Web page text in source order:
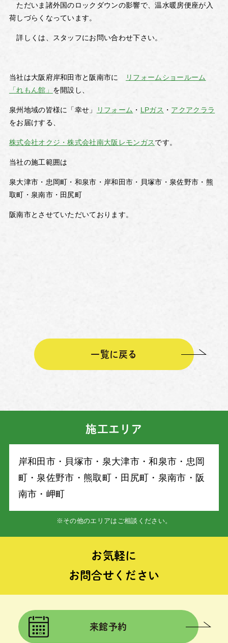
ただいま諸外国のロックダウンの影響で、温水暖房便座が入
荷しづらくなっています。
詳しくは、スタッフにお問い合わせ下さい。
当社は大阪府岸和田市と阪南市に
リフォームショールーム
「れもん館」 を開設し、
泉州地域の皆様に「幸せ」 リフォーム ・ LPガス ・ アクアクララ
をお届けする、
株式会社オクジ・株式会社南大阪レモンガスです。
当社の施工範囲は
泉大津市・忠岡町・和泉市・岸和田市・貝塚市・泉佐野市・熊
取町・泉南市・田尻町
阪南市とさせていただいております。
一覧に戻る
施工エリア
岸和⽥市・⾙塚市・泉⼤津市・和泉市・忠岡
町・泉佐野市・熊取町・⽥尻町・泉南市・阪
南市・岬町
※その他のエリアはご相談ください。
お気軽に
お問合せください
来館予約